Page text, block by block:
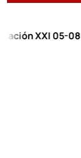
05-08-2026